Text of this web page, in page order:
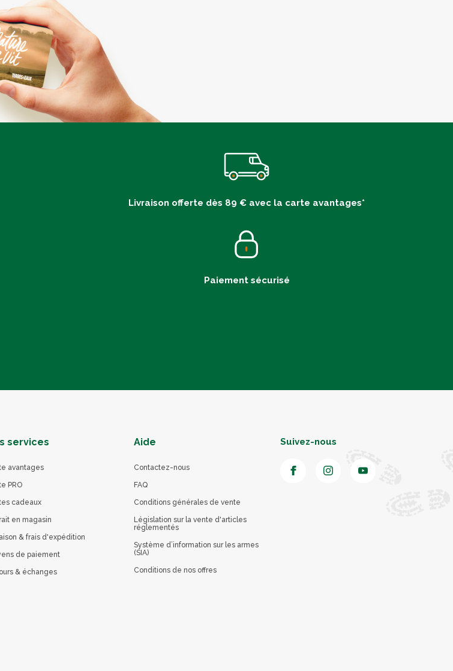
Livraison offerte dès 89 € avec la carte avantages*
Paiement sécurisé
services
avantages
PRO
cadeaux
en magasin
& frais d'expédition
de paiement
& échanges
Aide
Contactez-nous
FAQ
Conditions générales de vente
Législation sur la vente d'articles
réglementés
Système d’information sur les armes
(SIA)
Conditions de nos offres
Suivez-nous